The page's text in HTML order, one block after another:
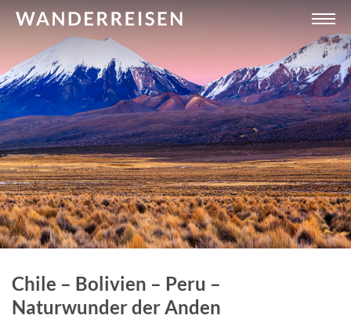
Chile – Bolivien – Peru –
Naturwunder der Anden